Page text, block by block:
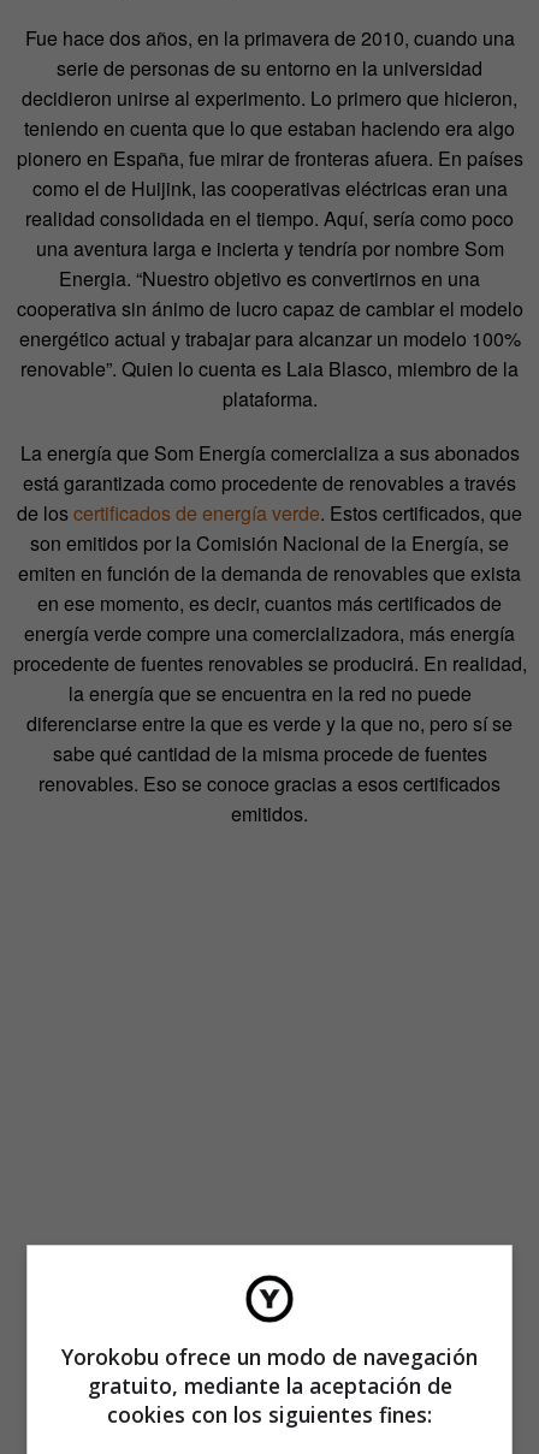
Fue hace dos años, en la primavera de 2010, cuando una
serie de personas de su entorno en la universidad
decidieron unirse al experimento. Lo primero que hicieron,
teniendo en cuenta que lo que estaban haciendo era algo
pionero en España, fue mirar de fronteras afuera. En países
como el de Huijink, las cooperativas eléctricas eran una
realidad consolidada en el tiempo. Aquí, sería como poco
una aventura larga e incierta y tendría por nombre Som
Energia. “Nuestro objetivo es convertirnos en una
cooperativa sin ánimo de lucro capaz de cambiar el modelo
energético actual y trabajar para alcanzar un modelo 100%
renovable”. Quien lo cuenta es Laia Blasco, miembro de la
plataforma.
La energía que Som Energía comercializa a sus abonados
está garantizada como procedente de renovables a través
de loscertificados de energía verde. Estos certificados, que
son emitidos por la Comisión Nacional de la Energía, se
emiten en función de la demanda de renovables que exista
en ese momento, es decir, cuantos más certificados de
energía verde compre una comercializadora, más energía
procedente de fuentes renovables se producirá. En realidad,
la energía que se encuentra en la red no puede
diferenciarse entre la que es verde y la que no, pero sí se
sabe qué cantidad de la misma procede de fuentes
renovables. Eso se conoce gracias a esos certificados
emitidos.
Yorokobu ofrece un modo de navegación
gratuito, mediante la aceptación de
cookies con los siguientes fines: